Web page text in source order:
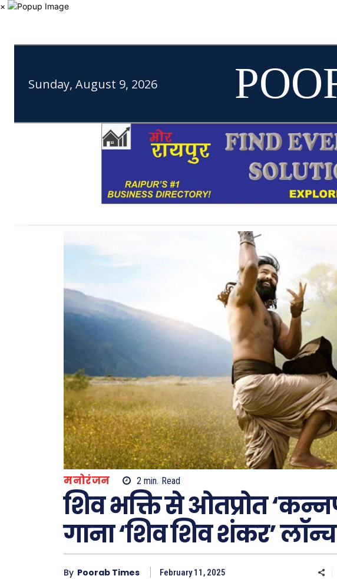
×
Sunday, August 9, 2026
मनोरंजन 2 min. Read
शिव भक्ति से ओतप्रोत
गाना ‘शिव शिव शंकर’ लॉन्च
By Poorab Times February 11, 2025